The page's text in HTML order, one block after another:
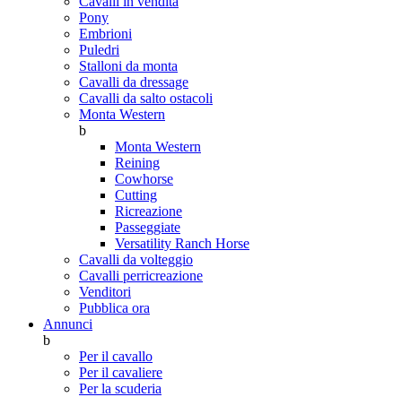
Pony
Embrioni
Puledri
Stalloni da monta
Cavalli da dressage
Cavalli da salto ostacoli
Monta Western
b
Monta Western
Reining
Cowhorse
Cutting
Ricreazione
Passeggiate
Versatility Ranch Horse
Cavalli da volteggio
Cavalli perricreazione
Venditori
Pubblica ora
Annunci
b
Per il cavallo
Per il cavaliere
Per la scuderia